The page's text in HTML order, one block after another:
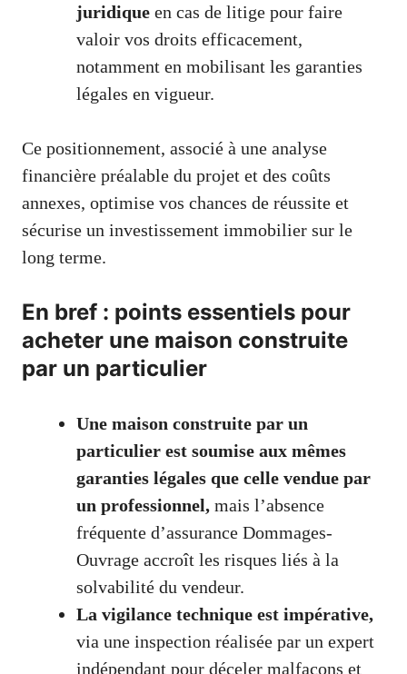
juridique en cas de litige pour faire
valoir vos droits efficacement,
notamment en mobilisant les garanties
légales en vigueur.
Ce positionnement, associé à une analyse
financière préalable du projet et des coûts
annexes, optimise vos chances de réussite et
sécurise un investissement immobilier sur le
long terme.
En bref : points essentiels pour
acheter une maison construite
par un particulier
Une maison construite par un
particulier est soumise aux mêmes
garanties légales que celle vendue par
un professionnel, mais l’absence
fréquente d’assurance Dommages-
Ouvrage accroît les risques liés à la
solvabilité du vendeur.
La vigilance technique est impérative,
via une inspection réalisée par un expert
indépendant pour déceler malfaçons et